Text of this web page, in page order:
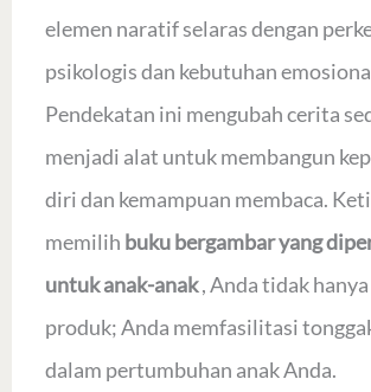
elemen naratif selaras dengan
psikologis dan kebutuhan
Pendekatan ini mengubah cerita
menjadi alat untuk membangun
diri dan kemampuan membaca.
memilih buku bergambar yang
untuk anak-anak, Anda tidak
produk; Anda memfasilitasi
dalam pertumbuhan anak Anda.